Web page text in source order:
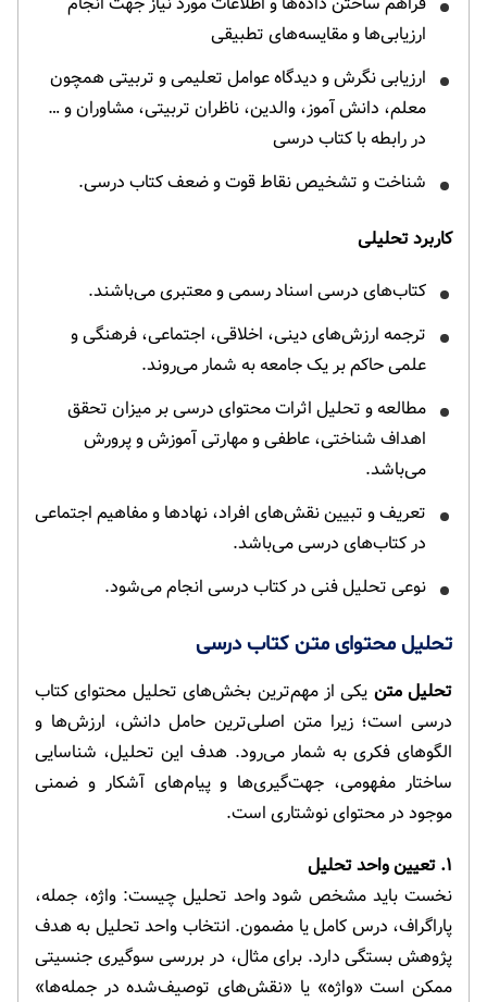
ارزیابی‌ها و مقایسه‌های تطبیقی
ارزیابی نگرش و دیدگاه عوامل تعلیمی و تربیتی همچون
معلم، دانش آموز، والدین، ناظران تربیتی، مشاوران و …
در رابطه با کتاب درسی
شناخت و تشخیص نقاط قوت و ضعف کتاب درسی.
کاربرد تحلیلی
کتاب‌های درسی اسناد رسمی و معتبری می‌باشند.
ترجمه ارزش‌های دینی، اخلاقی، اجتماعی، فرهنگی و
علمی حاکم بر یک جامعه به شمار می‌روند.
مطالعه و تحلیل اثرات محتوای درسی بر میزان تحقق
اهداف شناختی، عاطفی و مهارتی آموزش و پرورش
می‌باشد.
تعریف و تبیین نقش‌های افراد، نهادها و مفاهیم اجتماعی
در کتاب‌های درسی می‌باشد.
نوعی تحلیل فنی در کتاب درسی انجام می‌شود.
تحلیل محتوای متن کتاب درسی
تحلیل متن یکی از مهم‌ترین بخش‌های تحلیل محتوای کتاب
درسی است؛ زیرا متن اصلی‌ترین حامل دانش، ارزش‌ها و
الگوهای فکری به شمار می‌رود. هدف این تحلیل، شناسایی
ساختار مفهومی، جهت‌گیری‌ها و پیام‌های آشکار و ضمنی
موجود در محتوای نوشتاری است.
۱. تعیین واحد تحلیل
نخست باید مشخص شود واحد تحلیل چیست: واژه، جمله،
پاراگراف، درس کامل یا مضمون. انتخاب واحد تحلیل به هدف
پژوهش بستگی دارد. برای مثال، در بررسی سوگیری جنسیتی
ممکن است «واژه» یا «نقش‌های توصیف‌شده در جمله‌ها»